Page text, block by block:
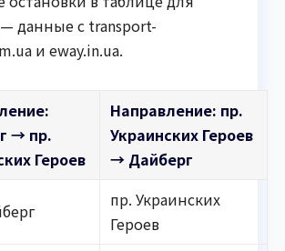
— данные с transport-
и eway.in.ua.
→ пр.
Героев
Направление: пр.
Украинских Героев
→ Дайберг
пр. Украинских
Героев